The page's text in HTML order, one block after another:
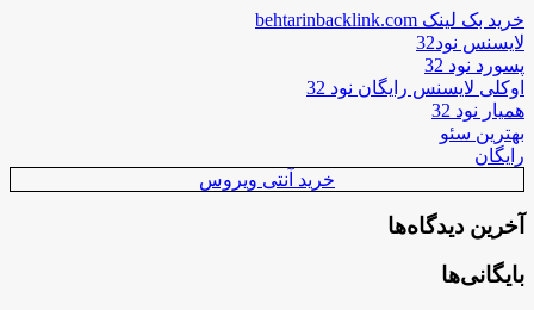
خرید بک لینک behtarinbacklink.com
لایسنس نود32
پسورد نود 32
اوکلی لایسنس رایگان نود 32
همیار نود 32
بهترین سئو
رایگان
خرید آنتی ویروس
آخرین دیدگاه‌ها
بایگانی‌ها